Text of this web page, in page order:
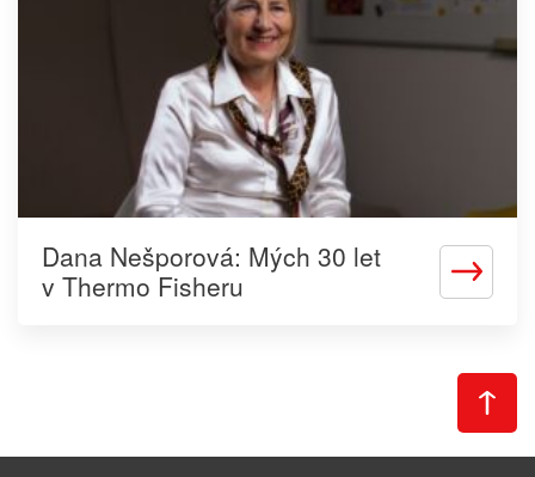
Dana Nešporová: Mých 30 let
v Thermo Fisheru
Zjistit
více